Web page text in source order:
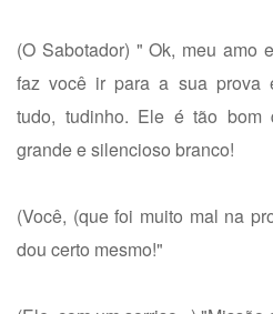
(O Sabotador) " Ok, meu amo
faz você ir para a sua prova
tudo, tudinho. Ele é tão bom
grande e silencioso branco!
(Você, (que foi muito mal na
dou certo mesmo!"